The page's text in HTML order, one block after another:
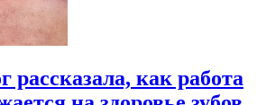
рассказала, как работа